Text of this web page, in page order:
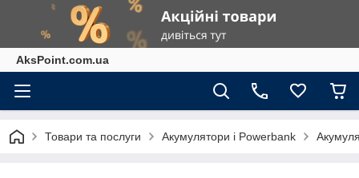
AksPoint.com.ua
Товари та послуги Акумулятори і Powerbank